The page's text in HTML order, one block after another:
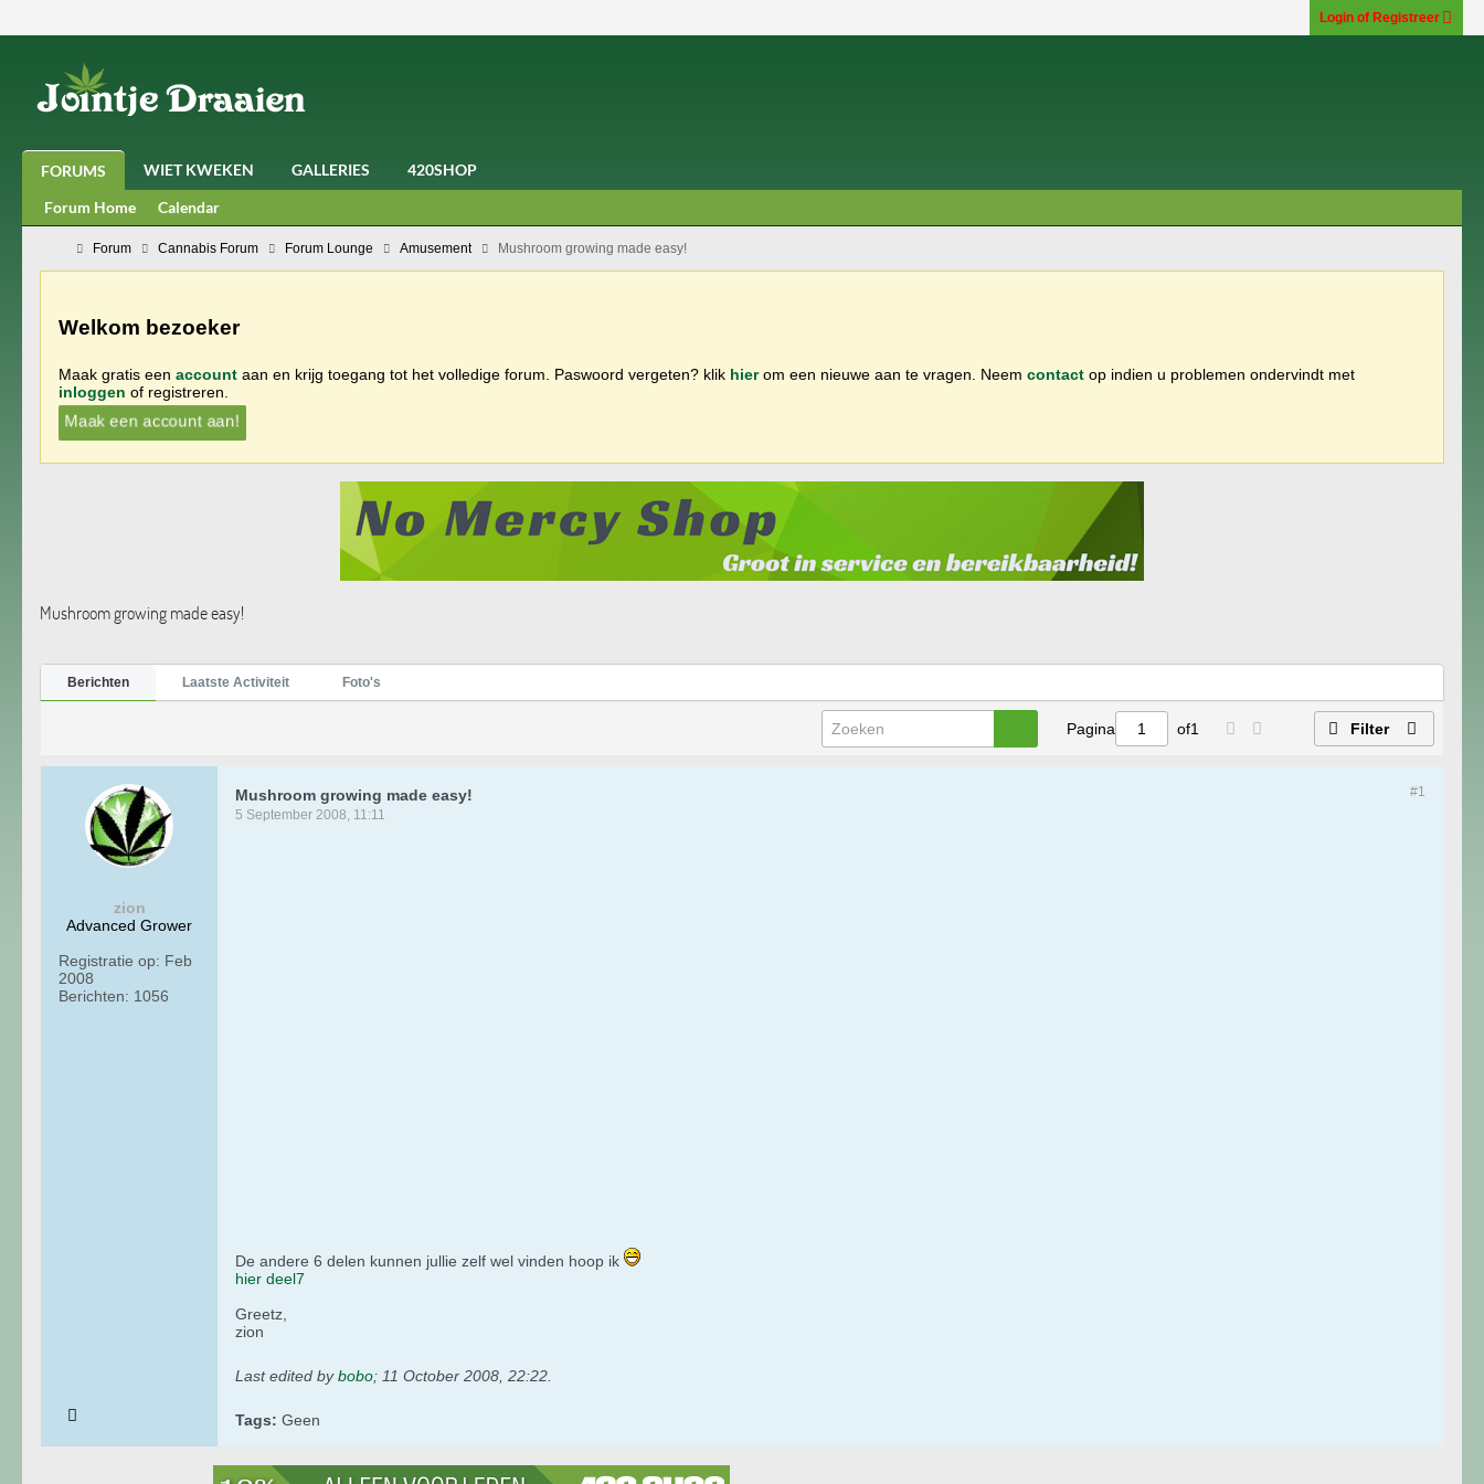
Login of Registreer
FORUMS WIET KWEKEN GALLERIES
420SHOP
Forum Home
Calendar
Forum Cannabis Forum Forum Lounge Amusement Mushroom growing made easy!
Welkom bezoeker
Maak gratis een account aan en krijg toegang tot het volledige forum. Paswoord vergeten? klik hierom een nieuwe aan te vragen. Neem contact op indien u problemen ondervindt met
inloggen of registreren.
Maak een account aan!
Mushroom growing made easy!
Berichten Laatste Activiteit Foto's
Pagina of1 Filter
zion
Advanced Grower
Registratie op: Feb
2008
Berichten: 1056
#1
Mushroom growing made easy!
5 September 2008, 11:11
De andere 6 delen kunnen jullie zelf wel vinden hoop ik
hier deel7
Greetz,
zion
Last edited bybobo; 11 October 2008, 22:22
Tags: Geen